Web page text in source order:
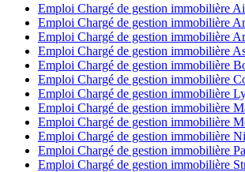
Emploi Chargé de gestion immobilière
Emploi Chargé de gestion immobilière
Emploi Chargé de gestion immobilière
Emploi Chargé de gestion immobilière
Emploi Chargé de gestion immobilière
Emploi Chargé de gestion immobilière
Emploi Chargé de gestion immobilière
Emploi Chargé de gestion immobilière
Emploi Chargé de gestion immobilière
Emploi Chargé de gestion immobilière
Emploi Chargé de gestion immobilière
Emploi Chargé de gestion immobilière